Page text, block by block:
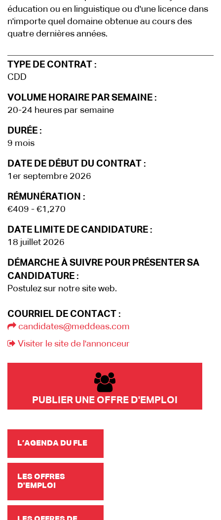
éducation ou en linguistique ou d'une licence dans
n'importe quel domaine obtenue au cours des
quatre dernières années.
TYPE DE CONTRAT :
CDD
VOLUME HORAIRE PAR SEMAINE :
20-24 heures par semaine
DURÉE :
9 mois
DATE DE DÉBUT DU CONTRAT :
1er septembre 2026
RÉMUNÉRATION :
€409 - €1,270
DATE LIMITE DE CANDIDATURE :
18 juillet 2026
DÉMARCHE À SUIVRE POUR PRÉSENTER SA
CANDIDATURE :
Postulez sur notre site web.
COURRIEL DE CONTACT :
candidates@meddeas.com
Visiter le site de l'annonceur
PUBLIER UNE OFFRE D'EMPLOI
L’AGENDA DU FLE
LES OFFRES
D'EMPLOI